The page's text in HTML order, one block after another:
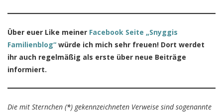
Über euer Like meiner Facebook Seite „Snyggis
Familienblog“ würde ich mich sehr freuen! Dort werdet
ihr auch regelmäßig als erste über neue Beiträge
informiert.
Die mit Sternchen (*) gekennzeichneten Verweise sind sogenannte